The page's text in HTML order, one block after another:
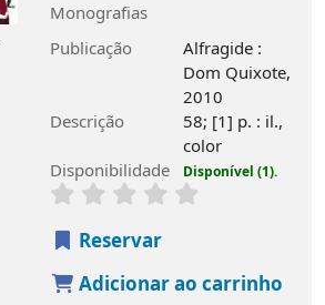
Monografias
Publicação
Alfragide :
Dom Quixote,
2010
Descrição
58; [1] p. : il.,
color
Disponibilidade
Disponível (1).
Reservar
Adicionar ao carrinho